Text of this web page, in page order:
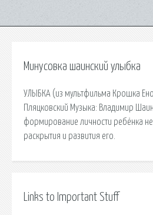
Минусовка шаинский улыбка
УЛЫБКА (из мультфильма Крошка
Пляцковский Музыка: Владимир
формирование личности ребёнка
раскрытия и развития его.
Links to Important Stuff